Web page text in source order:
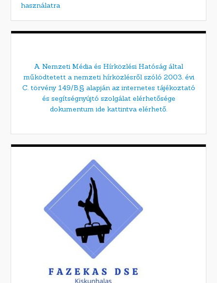
használatra
A Nemzeti Média és Hírközlési Hatóság által
működtetett a nemzeti hírközlésről szóló 2003. évi
C. törvény 149/B.§ alapján az internetes tájékoztató
és segítségnyújtó szolgálat elérhetősége
dokumentum ide kattintva elérhető.